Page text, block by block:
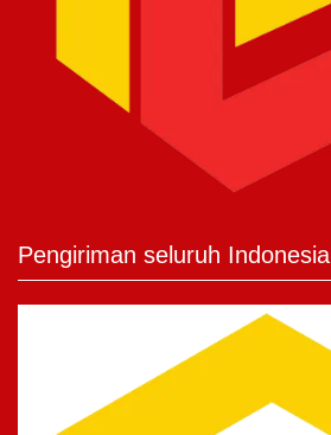
Pengiriman seluruh Indonesia